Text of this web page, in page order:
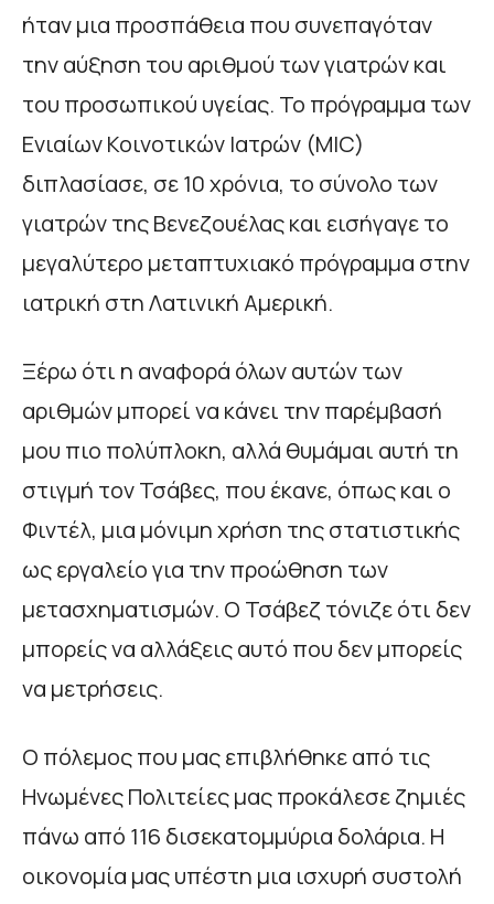
ήταν μια προσπάθεια που συνεπαγόταν
την αύξηση του αριθμού των γιατρών και
του προσωπικού υγείας. Το πρόγραμμα των
Ενιαίων Κοινοτικών Ιατρών (MIC)
διπλασίασε, σε 10 χρόνια, το σύνολο των
γιατρών της Βενεζουέλας και εισήγαγε το
μεγαλύτερο μεταπτυχιακό πρόγραμμα στην
ιατρική στη Λατινική Αμερική.
Ξέρω ότι η αναφορά όλων αυτών των
αριθμών μπορεί να κάνει την παρέμβασή
μου πιο πολύπλοκη, αλλά θυμάμαι αυτή τη
στιγμή τον Τσάβες, που έκανε, όπως και ο
Φιντέλ, μια μόνιμη χρήση της στατιστικής
ως εργαλείο για την προώθηση των
μετασχηματισμών. Ο Τσάβεζ τόνιζε ότι δεν
μπορείς να αλλάξεις αυτό που δεν μπορείς
να μετρήσεις.
Ο πόλεμος που μας επιβλήθηκε από τις
Ηνωμένες Πολιτείες μας προκάλεσε ζημιές
πάνω από 116 δισεκατομμύρια δολάρια. Η
οικονομία μας υπέστη μια ισχυρή συστολή